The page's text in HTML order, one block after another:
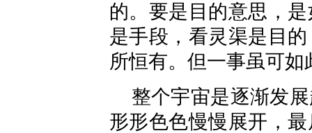
的。要是目的意思，
是手段，看灵渠是目
所恒有。但一事虽可
整个宇宙是逐渐发
形形色色慢慢展开，